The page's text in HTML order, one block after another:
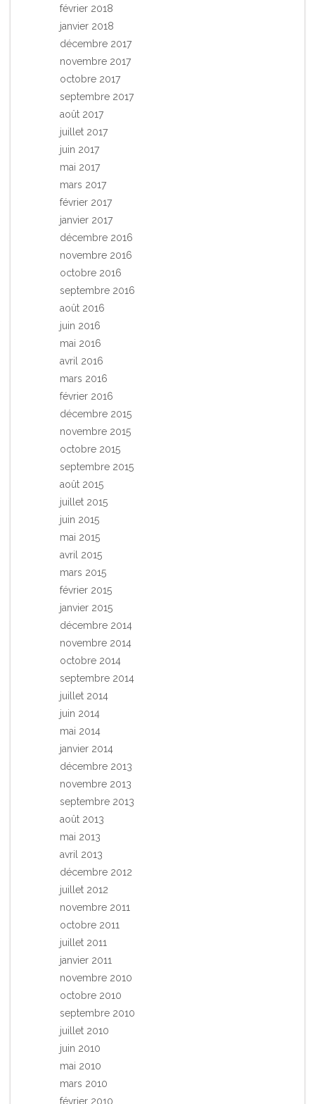
février 2018
janvier 2018
décembre 2017
novembre 2017
octobre 2017
septembre 2017
août 2017
juillet 2017
juin 2017
mai 2017
mars 2017
février 2017
janvier 2017
décembre 2016
novembre 2016
octobre 2016
septembre 2016
août 2016
juin 2016
mai 2016
avril 2016
mars 2016
février 2016
décembre 2015
novembre 2015
octobre 2015
septembre 2015
août 2015
juillet 2015
juin 2015
mai 2015
avril 2015
mars 2015
février 2015
janvier 2015
décembre 2014
novembre 2014
octobre 2014
septembre 2014
juillet 2014
juin 2014
mai 2014
janvier 2014
décembre 2013
novembre 2013
septembre 2013
août 2013
mai 2013
avril 2013
décembre 2012
juillet 2012
novembre 2011
octobre 2011
juillet 2011
janvier 2011
novembre 2010
octobre 2010
septembre 2010
juillet 2010
juin 2010
mai 2010
mars 2010
février 2010